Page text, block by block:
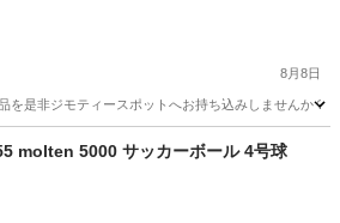
8月8日
非ジモティースポットへお持ち込みしませんか？
molten 5000 サッカーボール 4号球